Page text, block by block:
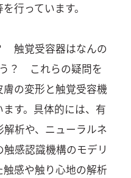
行っています。
触覚受容器はなんの
？ これらの疑問を
の変形と触覚受容機
す。具体的には、有
析や、ニューラルネ
感認識機構のモデリ
感や触り心地の解析